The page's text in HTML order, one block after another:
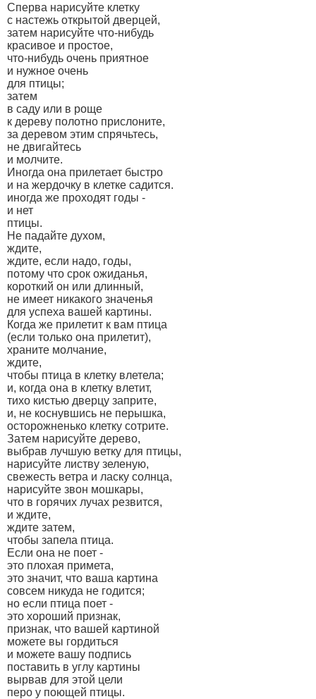
Сперва нарисуйте клетку
с настежь открытой дверцей,
затем нарисуйте что-нибудь
красивое и простое,
что-нибудь очень приятное
и нужное очень
для птицы;
затем
в саду или в роще
к дереву полотно прислоните,
за деревом этим спрячьтесь,
не двигайтесь
и молчите.
Иногда она прилетает быстро
и на жердочку в клетке садится.
иногда же проходят годы -
и нет
птицы.
Не падайте духом,
ждите,
ждите, если надо, годы,
потому что срок ожиданья,
короткий он или длинный,
не имеет никакого значенья
для успеха вашей картины.
Когда же прилетит к вам птица
(если только она прилетит),
храните молчание,
ждите,
чтобы птица в клетку влетела;
и, когда она в клетку влетит,
тихо кистью дверцу заприте,
и, не коснувшись не перышка,
осторожненько клетку сотрите.
Затем нарисуйте дерево,
выбрав лучшую ветку для птицы,
нарисуйте листву зеленую,
свежесть ветра и ласку солнца,
нарисуйте звон мошкары,
что в горячих лучах резвится,
и ждите,
ждите затем,
чтобы запела птица.
Если она не поет -
это плохая примета,
это значит, что ваша картина
совсем никуда не годится;
но если птица поет -
это хороший признак,
признак, что вашей картиной
можете вы гордиться
и можете вашу подпись
поставить в углу картины
вырвав для этой цели
перо у поющей птицы.